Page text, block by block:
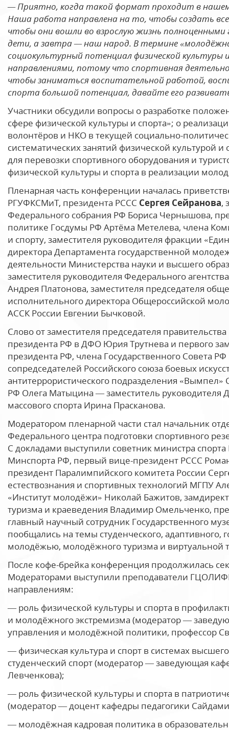
— Приятно, когда такой формат проходит в
Наша работа направлена на то, чтобы создать
чтобы они вошли во взрослую жизнь
дети, а завтра — наш народ. В термине
социокультурный потенциал физической
направлениями, потому что спортивная
чтобы заниматься воспитательной работой,
спорта большой потенциал, давайте его
Участники обсудили вопросы о разработке
сфере физической культуры и спорта»; о
волонтёров и НКО в текущей социально-
систематических занятий физической культурой
для перевозки спортивного оборудования и
физической культуры и спорта в реализации
Пленарная часть конференции началась
РГУФКСМиТ, президента РССС Сергея Сейранова,
Федерального собрания РФ Бориса Чернышова,
политике Госдумы РФ Артёма Метелева, члена
и спорту, заместителя руководителя фракции
директора Департамента государственной
деятельности Министерства науки и высшего
заместителя руководителя Федерального
Андрея Платонова, заместителя председателя
исполнительного директора Общероссийской
АССК России Евгении Бычковой.
Слово от заместителя председателя
президента РФ в ДФО Юрия Трутнева и первого
президента РФ, члена Государственного Совета
сопредседателей Российского союза боевых
антитеррористического подразделения «Вымпел»
РФ Олега Матыцина — заместитель руководителя
массового спорта Ирина Прасканова.
Модератором пленарной части стал начальник
Федерального центра подготовки спортивного
С докладами выступили советник министра
Минспорта РФ, первый вице-президент РССС
президент Паралимпийского комитета России
естествознания и спортивных технологий МГПУ
«Институт молодёжи» Николай Бажитов,
туризма и краеведения Владимир Омельченко,
главный научный сотрудник Государственного
пообщались на темы студенческого, адаптивного,
молодёжью, молодёжного туризма и виртуальной
После кофе-брейка конференция продолжилась
Модераторами выступили преподаватели
направлениям:
— роль физической культуры и спорта в
и молодёжного экстремизма (модератор —
управления и молодёжной политики, профессор
— физическая культура и спорт в системах
студенческий спорт (модератор — заведующая
Левченкова);
— роль физической культуры и спорта в
(модератор — доцент кафедры педагогики
— молодёжная кадровая политика в